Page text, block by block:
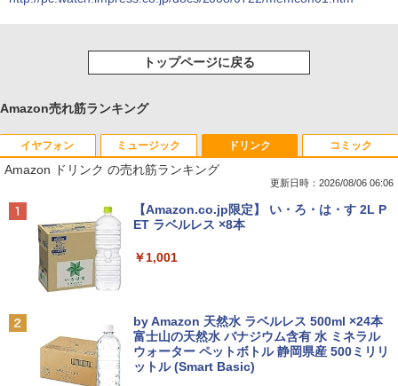
トップページに戻る
Amazon売れ筋ランキング
イヤフォン
Anker Soundcore P40i オフホワイト
Anker Soundcore P31i ブラック
￥4,990
ミュージック
BRUCE WAYNE feat. Flo Milli, ATL Jacob
[Explicit]
￥250
BRUCE WAYNE feat. Flo Milli, ATL Jacob
[Explicit]
￥250
ドリンク
Amazon ドリンク の売れ筋ランキング
更新日時：2026/08/06 06:06
【Amazon.co.jp限定】 い・ろ・は・す 2L P
ET ラベルレス ×8本
￥1,001
by Amazon 天然水 ラベルレス 500ml ×24本
富士山の天然水 バナジウム含有 水 ミネラル
ウォーター ペットボトル 静岡県産 500ミリリ
ットル (Smart Basic)
コミック